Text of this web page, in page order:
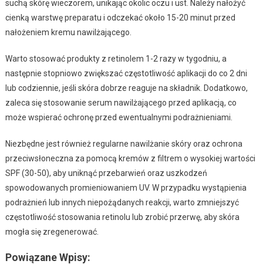
suchą skórę wieczorem, unikając okolic oczu i ust. Należy nałożyć
cienką warstwę preparatu i odczekać około 15-20 minut przed
nałożeniem kremu nawilżającego.
Warto stosować produkty z retinolem 1-2 razy w tygodniu, a
następnie stopniowo zwiększać częstotliwość aplikacji do co 2 dni
lub codziennie, jeśli skóra dobrze reaguje na składnik. Dodatkowo,
zaleca się stosowanie serum nawilżającego przed aplikacją, co
może wspierać ochronę przed ewentualnymi podrażnieniami.
Niezbędne jest również regularne nawilżanie skóry oraz ochrona
przeciwsłoneczna za pomocą kremów z filtrem o wysokiej wartości
SPF (30-50), aby uniknąć przebarwień oraz uszkodzeń
spowodowanych promieniowaniem UV. W przypadku wystąpienia
podrażnień lub innych niepożądanych reakcji, warto zmniejszyć
częstotliwość stosowania retinolu lub zrobić przerwę, aby skóra
mogła się zregenerować.
Powiązane Wpisy: